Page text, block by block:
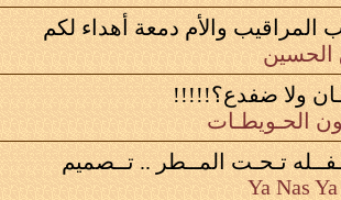
المراقيب والأم دمعة أهداء لكم
الحسين
ولا ضفدع؟!!!!!
الحـويطـات
تـحـت المــطر .. تــصميم
Ya Nas